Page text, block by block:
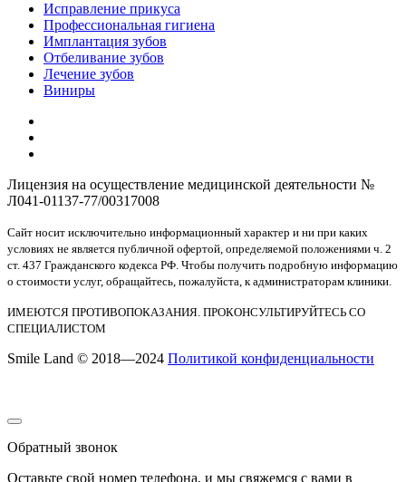
Исправление прикуса
Профессиональная гигиена
Имплантация зубов
Отбеливание зубов
Лечение зубов
Виниры
Лицензия на осуществление медицинской деятельности №
Л041-01137-77/00317008
Сайт носит исключительно информационный характер и ни при каких
условиях не является публичной офертой, определяемой положениями ч. 2
ст. 437 Гражданского кодекса РФ. Чтобы получить подробную информацию
о стоимости услуг, обращайтесь, пожалуйста, к администраторам клиники.
ИМЕЮТСЯ ПРОТИВОПОКАЗАНИЯ. ПРОКОНСУЛЬТИРУЙТЕСЬ СО
СПЕЦИАЛИСТОМ
Smile Land © 2018—2024 Политикой конфиденциальности
Обратный звонок
Оставьте свой номер телефона, и мы свяжемся с вами в